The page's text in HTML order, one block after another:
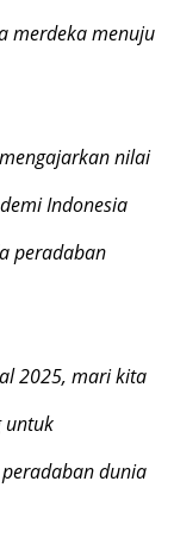
merdeka menuju
nilai
Indonesia
peradaban
2025, mari kita
untuk
dunia